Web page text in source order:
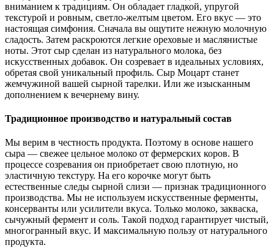
вниманием к традициям. Он обладает гладкой, упругой
текстурой и ровным, светло-желтым цветом. Его вкус — это
настоящая симфония. Сначала вы ощутите нежную молочную
сладость. Затем раскроются легкие ореховые и маслянистые
ноты. Этот сыр сделан из натурального молока, без
искусственных добавок. Он созревает в идеальных условиях,
обретая свой уникальный профиль. Сыр Моцарт станет
жемчужиной вашей сырной тарелки. Или же изысканным
дополнением к вечернему вину.
Традиционное производство и натуральный состав
Мы верим в честность продукта. Поэтому в основе нашего
сыра — свежее цельное молоко от фермерских коров. В
процессе созревания он приобретает свою плотную, но
эластичную текстуру. На его корочке могут быть
естественные следы сырной слизи — признак традиционного
производства. Мы не используем искусственные ферменты,
консерванты или усилители вкуса. Только молоко, закваска,
сычужный фермент и соль. Такой подход гарантирует чистый,
многогранный вкус. И максимальную пользу от натурального
продукта.